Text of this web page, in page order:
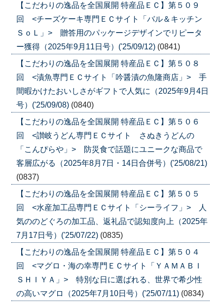
【こだわりの逸品を全国展開 特産品ＥＣ】第５０９
回 <チーズケーキ専門ＥＣサイト「バル＆キッチン
ＳｏＬ」> 贈答用のパッケージデザインでリピータ
ー獲得（2025年9月11日号）('25/09/12) (0841)
【こだわりの逸品を全国展開 特産品ＥＣ】第５０８
回 <漬魚専門ＥＣサイト「吟醤漬の魚隆商店」> 手
間暇かけたおいしさがギフトで人気に（2025年9月4日
号）('25/09/08) (0840)
【こだわりの逸品を全国展開 特産品ＥＣ】第５０６
回 <讃岐うどん専門ＥＣサイト さぬきうどんの
「こんぴらや」> 防災食で話題にユニークな商品で
客層広がる（2025年8月7日・14日合併号）('25/08/21)
(0837)
【こだわりの逸品を全国展開 特産品ＥＣ】第５０５
回 <水産加工品専門ＥＣサイト「シーライフ」> 人
気ののどぐろの加工品、返礼品で認知度向上（2025年
7月17日号）('25/07/22) (0835)
【こだわりの逸品を全国展開 特産品ＥＣ】第５０４
回 <マグロ・海の幸専門ＥＣサイト「ＹＡＭＡＢＩ
ＳＨＩＹＡ」> 特別な日に選ばれる、世界で希少性
の高いマグロ（2025年7月10日号）('25/07/11) (0834)